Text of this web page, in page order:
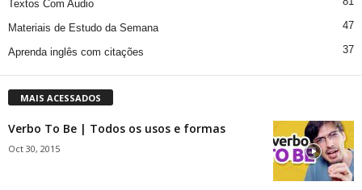
Textos Com Audio
Materiais de Estudo da Semana 47
Aprenda inglês com citações 37
MAIS ACESSADOS
Verbo To Be | Todos os usos e formas
Oct 30, 2015